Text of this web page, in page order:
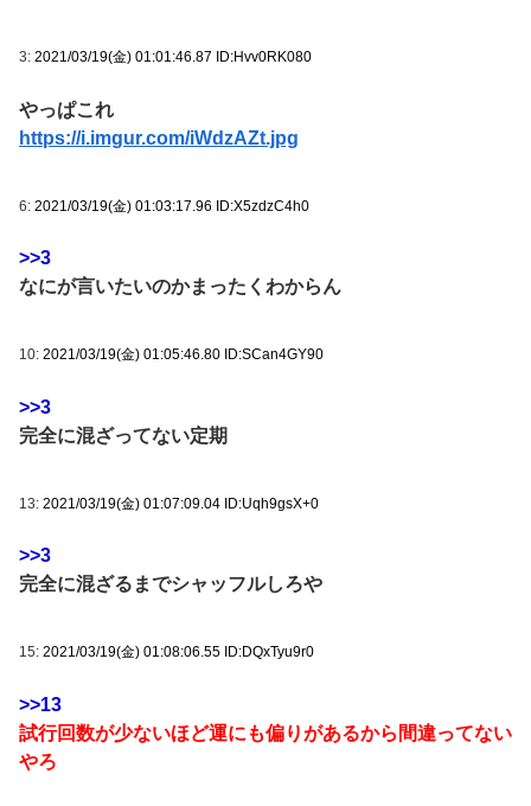
3: 2021/03/19(金) 01:01:46.87 ID:Hvv0RK080
やっぱこれ
https://i.imgur.com/iWdzAZt.jpg
6: 2021/03/19(金) 01:03:17.96 ID:X5zdzC4h0
>>3
なにが言いたいのかまったくわからん
10: 2021/03/19(金) 01:05:46.80 ID:SCan4GY90
>>3
完全に混ざってない定期
13: 2021/03/19(金) 01:07:09.04 ID:Uqh9gsX+0
>>3
完全に混ざるまでシャッフルしろや
15: 2021/03/19(金) 01:08:06.55 ID:DQxTyu9r0
>>13
試行回数が少ないほど運にも偏りがあるから間違ってない
やろ